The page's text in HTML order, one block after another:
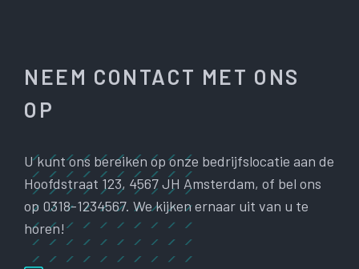
NEEM CONTACT MET ONS
OP
U kunt ons bereiken op onze bedrijfslocatie aan de
Hoofdstraat 123, 4567 JH Amsterdam, of bel ons
op 0318-1234567. We kijken ernaar uit van u te
horen!